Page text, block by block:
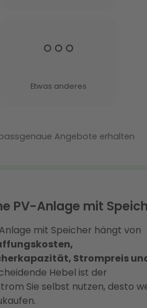
PV-Anlage mit
mit Speicher hängt von
Strompreis
Hebel ist der
Sie selbst nutzen, desto